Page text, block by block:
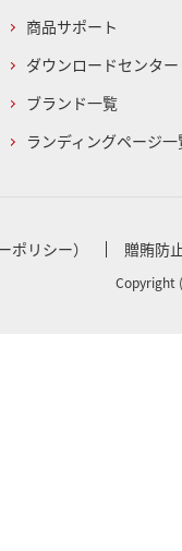
商品サポート
ダウンロードセンター
ブランド一覧
ランディングページ一
リシー） 贈賄防
Copyright